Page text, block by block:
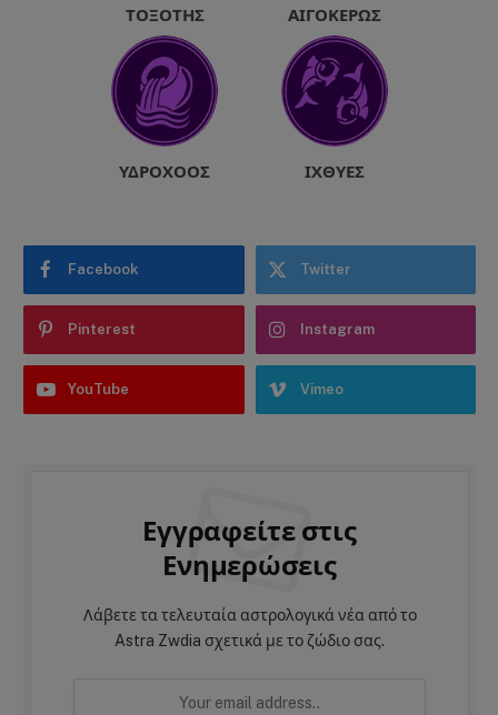
ΤΟΞΌΤΗΣ ΑΙΓΌΚΕΡΩΣ
ΥΔΡΟΧΌΟΣ ΙΧΘΎΕΣ
Facebook Twitter
Pinterest Instagram
YouTube Vimeo
Εγγραφείτε στις
Ενημερώσεις
Λάβετε τα τελευταία αστρολογικά νέα από το
Astra Zwdia σχετικά με το ζώδιο σας.